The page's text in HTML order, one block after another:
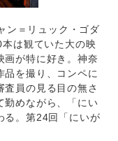
ン＝リュック・ゴダ
は観ていた大の映
画が特に好き。神奈
品を撮り、コンペに
員の見る目の無さ
勤めながら、「にい
る。第24回「にいが